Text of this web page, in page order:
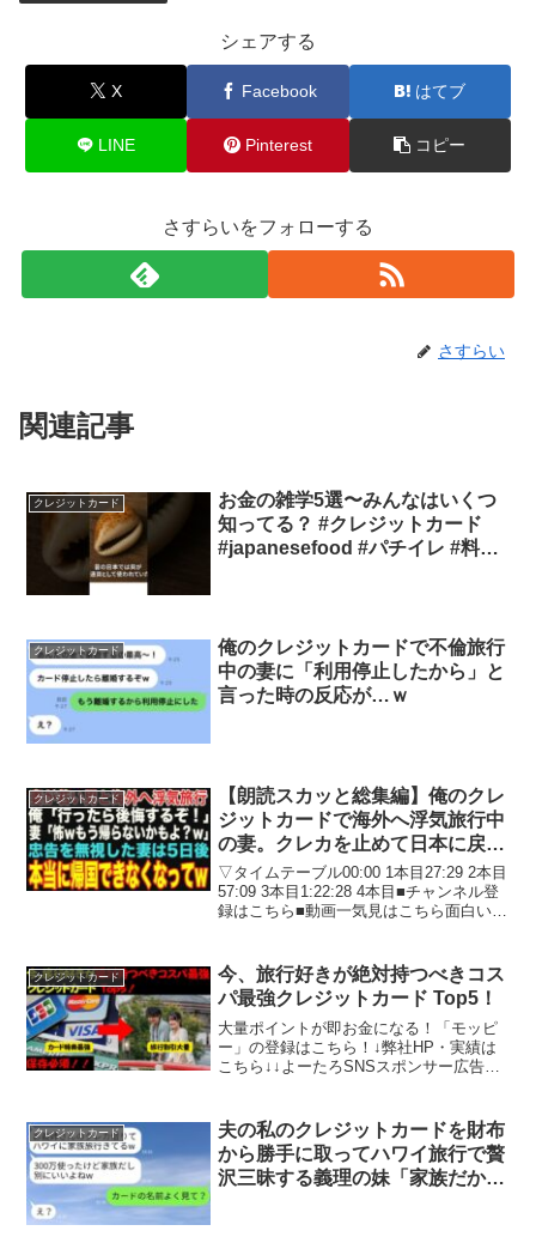
シェアする
X Facebook はてブ
LINE Pinterest コピー
さすらいをフォローする
さすらい
関連記事
クレジットカード
お金の雑学5選〜みんなはいくつ
知ってる？ #クレジットカード
#japanesefood #パチイレ #料理
クレジットカード
俺のクレジットカードで不倫旅行
中の妻に「利用停止したから」と
言った時の反応が…ｗ
クレジットカード
【朗読スカッと総集編】俺のクレ
ジットカードで海外へ浮気旅行中
の妻。クレカを止めて日本に戻れ
なくした上に、こっそり引越しす
ると…w【修羅場】
▽タイムテーブル00:00 1本目27:29 2本目
57:09 3本目1:22:28 4本目■チャンネル登
録はこちら■動画一気見はこちら面白いと
に書き込んでください！※...
クレジットカード
今、旅行好きが絶対持つべきコス
パ最強クレジットカード Top5！
大量ポイントが即お金になる！「モッピ
ー」の登録はこちら！↓弊社HP・実績は
こちら↓↓よーたろSNSスポンサー広告
い致します！→yotaro13579@gmail....
クレジットカード
夫の私のクレジットカードを財布
から勝手に取ってハワイ旅行で贅
沢三昧する義理の妹「家族だから